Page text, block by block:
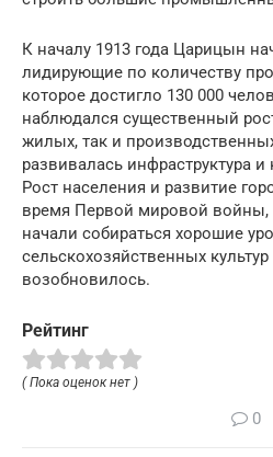
К началу 1913 года Царицын
лидирующие по количеству
которое достигло 130 000
наблюдался существенный
жилых, так и
развивалась инфраструктура
Рост населения и развитие
время Первой мировой войны,
начали собираться хорошие
сельскохозяйственных
возобновилось.
Рейтинг
( Пока оценок нет )
0